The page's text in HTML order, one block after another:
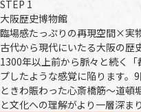
STEP 1
大阪歴史博物館
臨場感たっぷりの再現空間×実
古代から現代にいたる大阪の歴
1300年以上前から脈々と続く
プしたような感覚に陥ります。
ときわ賑わった心斎橋筋～道
と文化への理解がより一層深ま